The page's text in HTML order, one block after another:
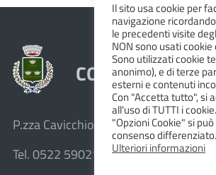
COMUNE DI
P.zza Cavicchioni, 8 – 42020 Albinea
Tel. 0522 590211 – Fax 0522 590236
Il sito usa cookie per
navigazione
le precedenti visite
NON sono usati
Sono utilizzati cookie
anonimo), e di terze
esterni e contenuti
Con "Accetta tutto", si
all'uso di TUTTI i
"Opzioni Cookie" si
consenso differenziato.
Ulteriori informazioni